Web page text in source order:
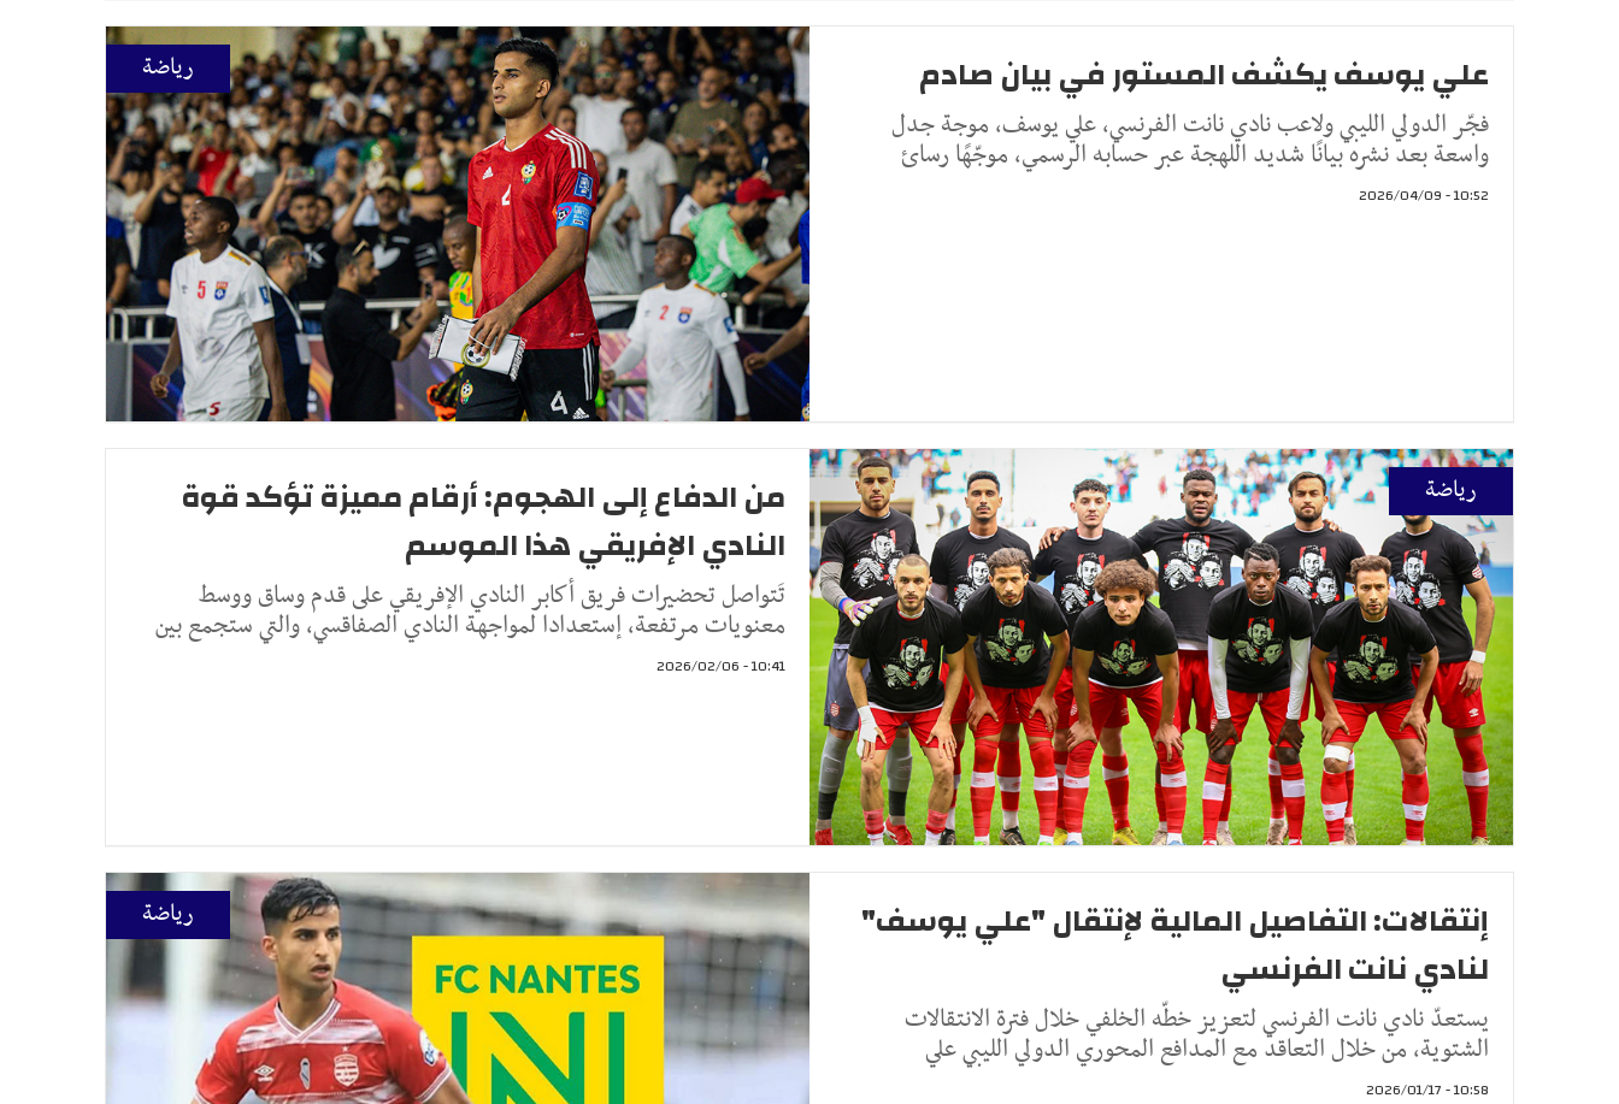
رياضة علي يوسف يكشف المستور في بيان صادم
فجّر الدولي الليبي ولاعب نادي نانت الفرنسي، علي يوسف، موجة جدل
واسعة بعد نشره بيانًا شديد اللهجة عبر حسابه الرسمي، موجّهًا رسائ
10:52 - 2026/04/09
رياضة
من الدفاع إلى الهجوم: أرقام مميزة تؤكد قوة
النادي الإفريقي هذا الموسم
تَتواصل تحضيرات فريق أكابر النادي الإفريقي على قدم وساق ووسط
معنويات مرتفعة، إستعدادا لمواجهة النادي الصفاقسي، والتي ستجمع بين
10:41 - 2026/02/06
رياضة
إنتقالات: التفاصيل المالية لإنتقال "علي يوسف"
لنادي نانت الفرنسي
يستعدّ نادي نانت الفرنسي لتعزيز خطّه الخلفي خلال فترة الانتقالات
الشتوية، من خلال التعاقد مع المدافع المحوري الدولي الليبي علي
10:58 - 2026/01/17